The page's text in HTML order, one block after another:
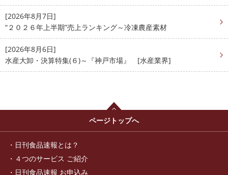
[2026年8月7日]
“２０２６年上半期”売上ランキング～冷凍農産素材
[2026年8月6日]
水産大卸・決算特集(６)～『神戸市場』 [水産業界]
ページトップへ
日刊食品速報とは？
４つのサービス ご紹介
日刊食品速報 お申込み